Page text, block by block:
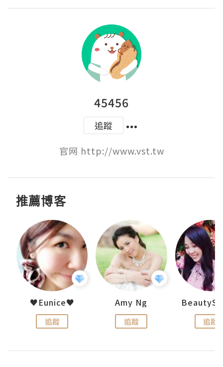
45456
追蹤
官网 http://www.vst.tw
推薦博客
♥Eunice♥
追蹤
Amy Ng
追蹤 追蹤